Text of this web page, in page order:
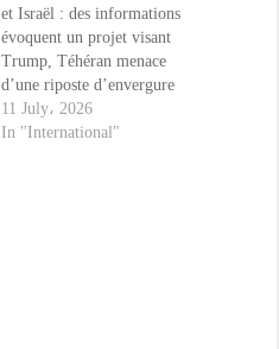
et Israël : des informations
évoquent un projet visant
Trump, Téhéran menace
d’une riposte d’envergure
11 July، 2026
In "International"